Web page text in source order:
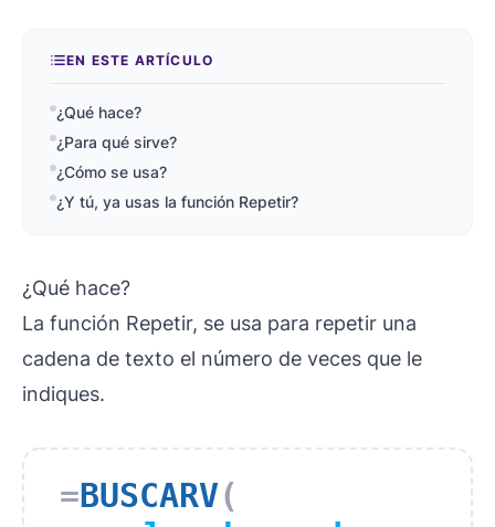
EN ESTE ARTÍCULO
¿Qué hace?
¿Para qué sirve?
¿Cómo se usa?
¿Y tú, ya usas la función Repetir?
¿Qué hace?
La función Repetir, se usa para repetir una
cadena de texto el número de veces que le
indiques.
=BUSCARV(